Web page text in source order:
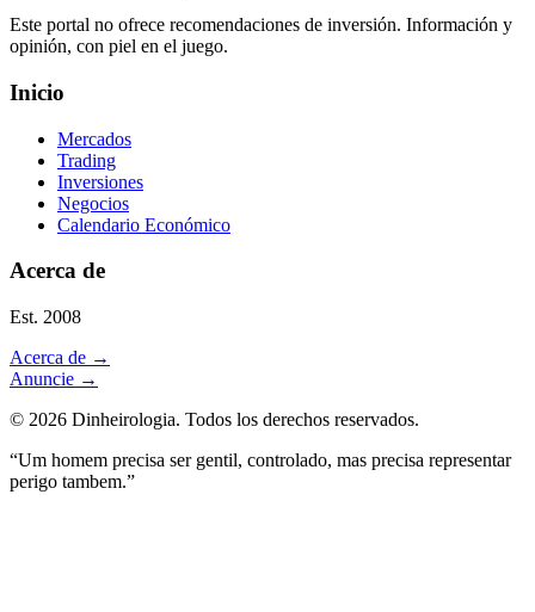
Este portal no ofrece recomendaciones de inversión. Información y
opinión, con piel en el juego.
Inicio
Mercados
Trading
Inversiones
Negocios
Calendario Económico
Acerca de
Est. 2008
Acerca de →
Anuncie →
© 2026 Dinheirologia. Todos los derechos reservados.
“Um homem precisa ser gentil, controlado, mas precisa representar
perigo tambem.”